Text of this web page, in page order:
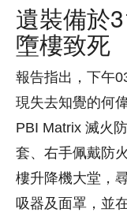
遺裝備於
墮樓致死
報告指出，下午
現失去知覺的何
PBI Matrix 滅火
套、右手佩戴防
樓升降機大堂，
吸器及面罩，並